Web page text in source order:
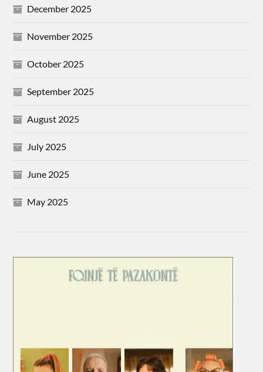
December 2025
November 2025
October 2025
September 2025
August 2025
July 2025
June 2025
May 2025